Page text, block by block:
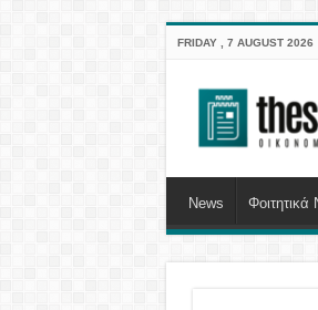
FRIDAY , 7 AUGUST 2026
News Φοιτητικά